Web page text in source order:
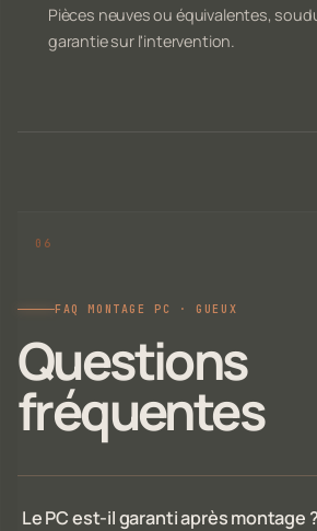
Pièces neuves ou équivalentes,
garantie sur l'intervention.
FAQ MONTAGE PC · GUEUX
Questions
fréquentes
Le PC est-il garanti après montage ?